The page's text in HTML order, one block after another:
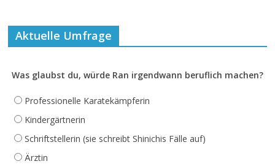
Aktuelle Umfrage
Was glaubst du, würde Ran irgendwann beruflich machen?
Professionelle Karatekämpferin
Kindergärtnerin
Schriftstellerin (sie schreibt Shinichis Fälle auf)
Ärztin